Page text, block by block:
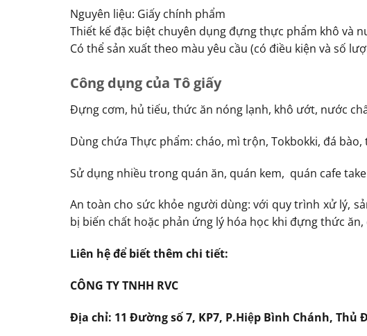
Nguyên liệu: Giấy chính phẩm
Thiết kế đặc biệt chuyên dụng đựng thực phẩm khô và
Có thể sản xuất theo màu yêu cầu (có điều kiện và số
Công dụng của Tô giấy
Đựng cơm, hủ tiếu, thức ăn nóng lạnh, khô ướt, nước
Dùng chứa Thực phẩm: cháo, mì trộn, Tokbokki, đá
Sử dụng nhiều trong quán ăn, quán kem, quán cafe
An toàn cho sức khỏe người dùng: với quy trình xử lý,
bị biến chất hoặc phản ứng lý hóa học khi đựng thức
Liên hệ để biết thêm chi tiết:
CÔNG TY TNHH RVC
Địa chỉ: 11 Đường số 7, KP7, P.Hiệp Bình Chánh, Thủ